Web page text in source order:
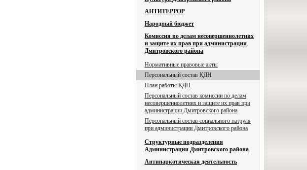
АНТИТЕРРОР
Народный бюджет
Комиссия по делам несовершеннолетних
и защите их прав при администрации
Дмитровского района
Нормативные правовые акты
Персональный состав КДН
План работы КДН
Персональный состав комиссии по делам
несовершеннолетних и защите их прав при
администрации Дмитровского района
Персональный состав социального патруля
при администрации Дмитровского района
Структурные подразделения
Администрации Дмитровского района
Антинаркотическая деятельность